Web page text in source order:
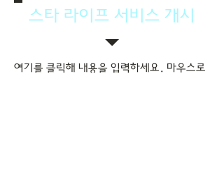
스타 라이프 서비스 개시
여기를 클릭해 내용을 입력하세요. 마우스로